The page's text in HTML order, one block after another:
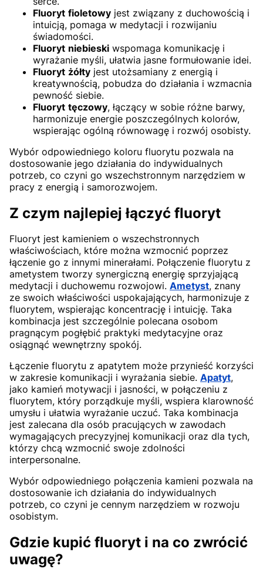
Fluoryt fioletowy jest związany z duchowością i
intuicją, pomaga w medytacji i rozwijaniu
świadomości.
Fluoryt niebieski wspomaga komunikację i
wyrażanie myśli, ułatwia jasne formułowanie idei.
Fluoryt żółty jest utożsamiany z energią i
kreatywnością, pobudza do działania i wzmacnia
pewność siebie.
Fluoryt tęczowy, łączący w sobie różne barwy,
harmonizuje energie poszczególnych kolorów,
wspierając ogólną równowagę i rozwój osobisty.
Wybór odpowiedniego koloru fluorytu pozwala na
dostosowanie jego działania do indywidualnych
potrzeb, co czyni go wszechstronnym narzędziem w
pracy z energią i samorozwojem.
Z czym najlepiej łączyć fluoryt
Fluoryt jest kamieniem o wszechstronnych
właściwościach, które można wzmocnić poprzez
łączenie go z innymi minerałami. Połączenie fluorytu z
ametystem tworzy synergiczną energię sprzyjającą
medytacji i duchowemu rozwojowi. Ametyst, znany
ze swoich właściwości uspokajających, harmonizuje z
fluorytem, wspierając koncentrację i intuicję. Taka
kombinacja jest szczególnie polecana osobom
pragnącym pogłębić praktyki medytacyjne oraz
osiągnąć wewnętrzny spokój.
Łączenie fluorytu z apatytem może przynieść korzyści
w zakresie komunikacji i wyrażania siebie. Apatyt,
jako kamień motywacji i jasności, w połączeniu z
fluorytem, który porządkuje myśli, wspiera klarowność
umysłu i ułatwia wyrażanie uczuć. Taka kombinacja
jest zalecana dla osób pracujących w zawodach
wymagających precyzyjnej komunikacji oraz dla tych,
którzy chcą wzmocnić swoje zdolności
interpersonalne.
Wybór odpowiedniego połączenia kamieni pozwala na
dostosowanie ich działania do indywidualnych
potrzeb, co czyni je cennym narzędziem w rozwoju
osobistym.
Gdzie kupić fluoryt i na co zwrócić
uwagę?